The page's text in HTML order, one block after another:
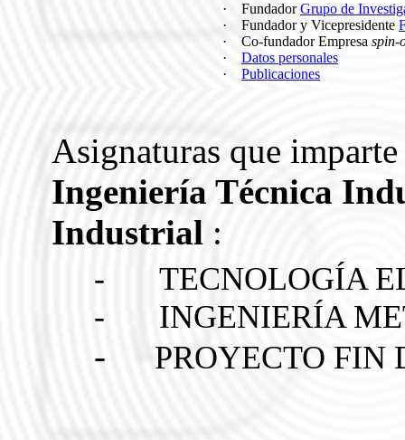
· FundadorGrupo de
·
Fundador y Vicepresidente
·
Co-fundador Empresa spin-
·
Datos personales
·
Publicaciones
Asignaturas que imparte
Ingeniería Técnica
Industrial :
-
TECNOLOGÍA
-
INGENIERÍA
- PROYECTO FIN